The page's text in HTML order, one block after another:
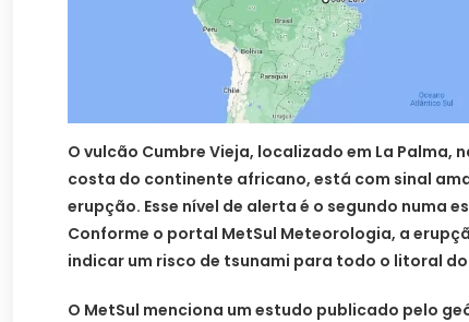
O vulcão Cumbre Vieja, localizado em La Palma,
costa do continente africano, está com sinal
erupção. Esse nível de alerta é o segundo numa
Conforme o portal MetSul Meteorologia, a
indicar um risco de tsunami para todo o litoral do
O MetSul menciona um estudo publicado pelo